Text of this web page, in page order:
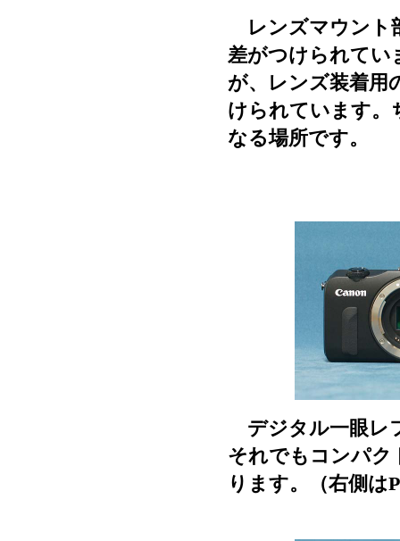
レンズマウント
差がつけられてい
が、レンズ装着用
けられています。
なる場所です。
デジタル一眼レ
それでもコンパク
ります。（右側は